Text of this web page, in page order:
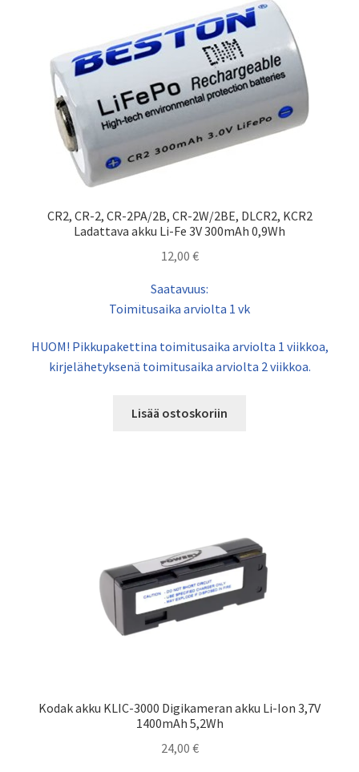
CR2, CR-2, CR-2PA/2B, CR-2W/2BE, DLCR2, KCR2
Ladattava akku Li-Fe 3V 300mAh 0,9Wh
12,00 €
Saatavuus:
Toimitusaika arviolta 1 vk
HUOM! Pikkupakettina toimitusaika arviolta 1 viikkoa,
kirjelähetyksenä toimitusaika arviolta 2 viikkoa.
Lisää ostoskoriin
Kodak akku KLIC-3000 Digikameran akku Li-Ion 3,7V
1400mAh 5,2Wh
24,00 €